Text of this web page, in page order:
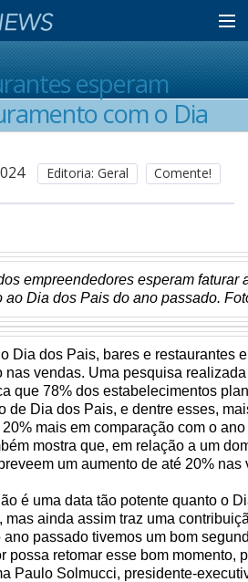
esperam
com o Dia
Editoria: Geral Comente!
empreendedores esperam faturar
ao Dia dos Pais do ano passado.
Dia dos Pais, bares e restaurantes
nas vendas. Uma pesquisa realizada
que 78% dos estabelecimentos
de Dia dos Pais, e dentre esses,
mais em comparação com o
mostra que, em relação a um
um aumento de até 20%
é uma data tão potente quanto o
mas ainda assim traz uma
ano passado tivemos um bom
possa retomar esse bom momento,
Paulo Solmucci, presidente-